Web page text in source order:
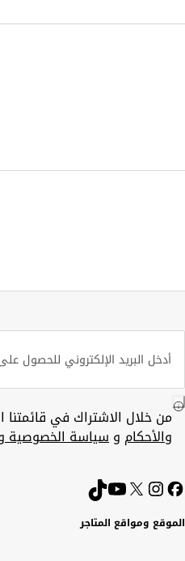
من خلال الاشتراك في قائمتنا
والأحكام وسياسة الخصوصية
الموقع ومواقع المتاجر